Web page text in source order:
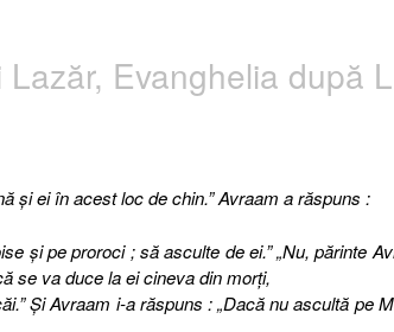
Evanghelia după
şi ei în acest loc de chin.” Avraam a răspuns :
şi pe proroci ; să asculte de ei.” „Nu, părinte
se va duce la ei cineva din morţi,
Şi Avraam i-a răspuns : „Dacă nu ascultă pe